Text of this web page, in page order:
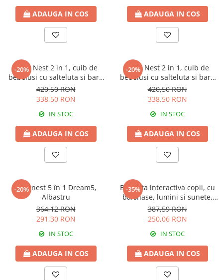
ADAUGA IN COS ADAUGA IN COS
-20%
Baby Nest 2 in 1, cuib de
bebelusi cu salteluta si bara
de jucarii detasabila,
Turquoise
420,50 RON
338,50 RON
IN STOC
ADAUGA IN COS
-20%
Baby Nest 2 in 1, cuib de
bebelusi cu salteluta si bara
de jucarii detasabila, Grey
420,50 RON
338,50 RON
IN STOC
ADAUGA IN COS
-20%
Babynest 5 în 1 Dream5,
Albastru
364,12 RON
291,30 RON
IN STOC
ADAUGA IN COS
-35%
Bicicleta interactiva copii, cu
balonase, lumini si sunete,
Pink
387,59 RON
250,06 RON
IN STOC
ADAUGA IN COS